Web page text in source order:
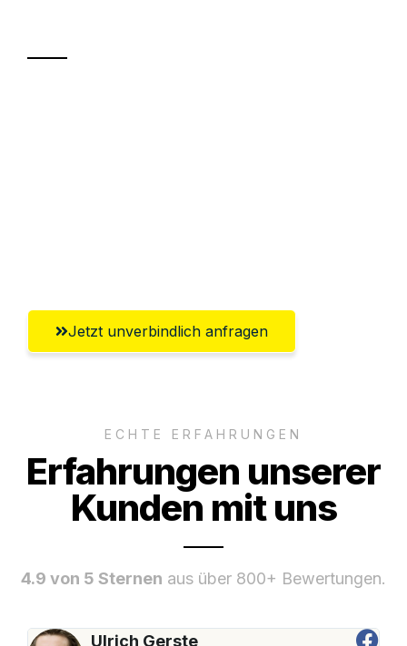
Jetzt unverbindlich anfragen
ECHTE ERFAHRUNGEN
Erfahrungen unserer
Kunden mit uns
4.9 von 5 Sternen aus über 800+ Bewertungen.
Ulrich Gerste